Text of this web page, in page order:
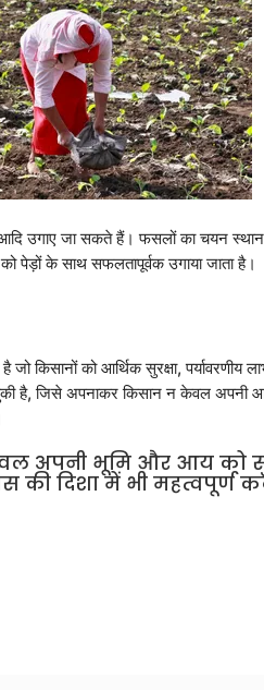
आदि उगाए जा सकते हैं। फसलों का चयन
पेड़ों के साथ सफलतापूर्वक उगाया जाता है।
जो किसानों को आर्थिक सुरक्षा,
है, जिसे अपनाकर किसान न केवल अपनी
अपनी भूमि और आय को
दिशा में भी महत्वपूर्ण